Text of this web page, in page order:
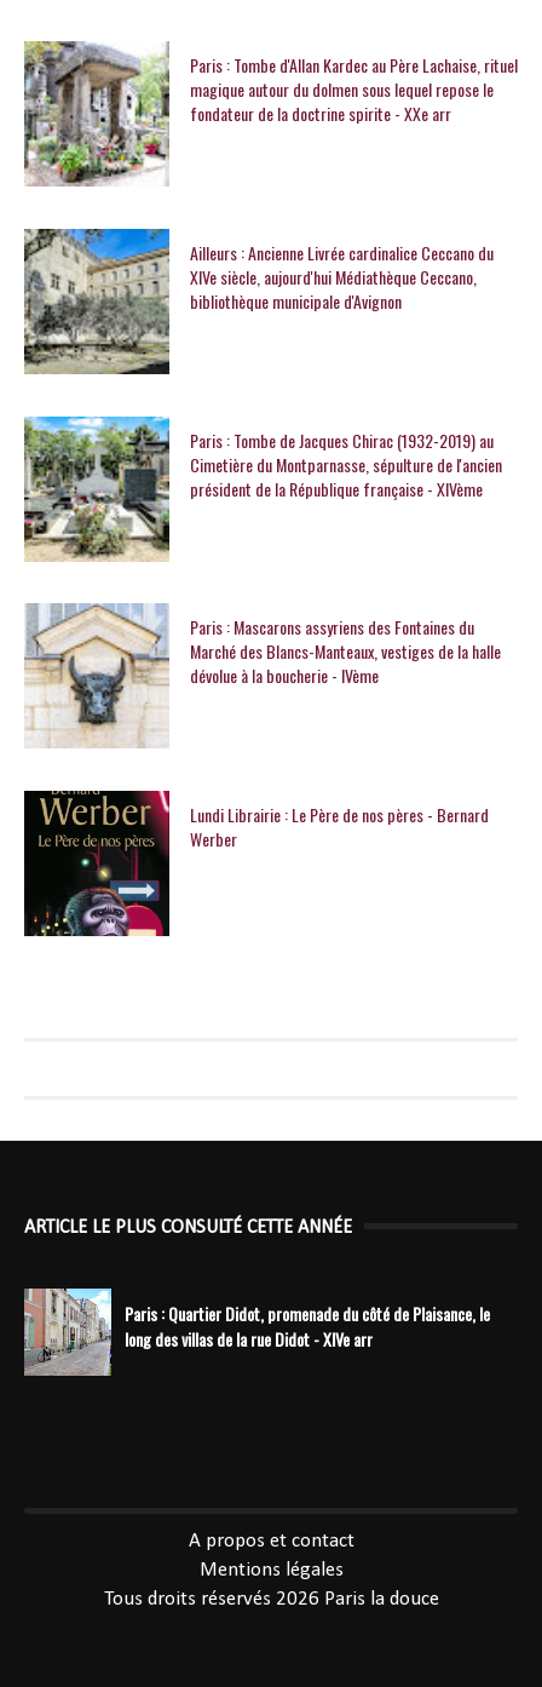
Paris : Tombe d'Allan Kardec au Père Lachaise, rituel
magique autour du dolmen sous lequel repose le
fondateur de la doctrine spirite - XXe arr
Ailleurs : Ancienne Livrée cardinalice Ceccano du
XIVe siècle, aujourd'hui Médiathèque Ceccano,
bibliothèque municipale d'Avignon
Paris : Tombe de Jacques Chirac (1932-2019) au
Cimetière du Montparnasse, sépulture de l'ancien
président de la République française - XIVème
Paris : Mascarons assyriens des Fontaines du
Marché des Blancs-Manteaux, vestiges de la halle
dévolue à la boucherie - IVème
Lundi Librairie : Le Père de nos pères - Bernard
Werber
ARTICLE LE PLUS CONSULTÉ CETTE ANNÉE
Paris : Quartier Didot, promenade du côté de Plaisance, le
long des villas de la rue Didot - XIVe arr
A propos et contact
Mentions légales
Tous droits réservés 2026 Paris la douce